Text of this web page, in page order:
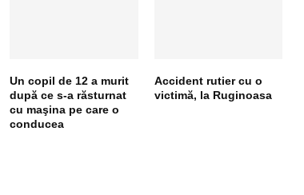
Un copil de 12 a murit
după ce s-a răsturnat
cu maşina pe care o
conducea
Accident rutier cu o
victimă, la Ruginoasa